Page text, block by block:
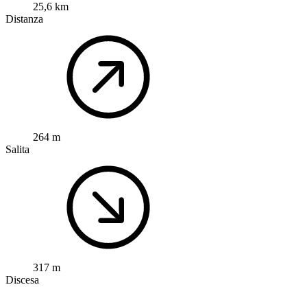
25,6 km
Distanza
264 m
Salita
317 m
Discesa